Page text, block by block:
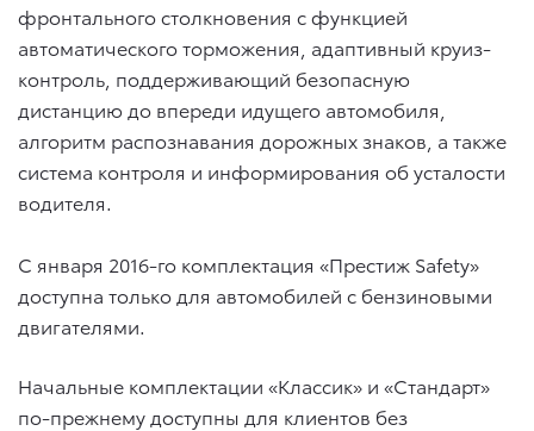
фронтального столкновения с функцией
автоматического торможения, адаптивный круиз-
контроль, поддерживающий безопасную
дистанцию до впереди идущего автомобиля,
алгоритм распознавания дорожных знаков, а также
система контроля и информирования об усталости
водителя.
С января 2016-го комплектация «Престиж Safety»
доступна только для автомобилей с бензиновыми
двигателями.
Начальные комплектации «Классик» и «Стандарт»
по-прежнему доступны для клиентов без